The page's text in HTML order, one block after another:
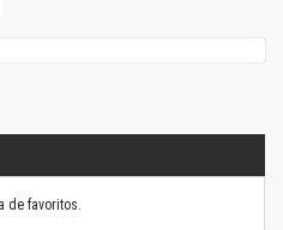
de favoritos.